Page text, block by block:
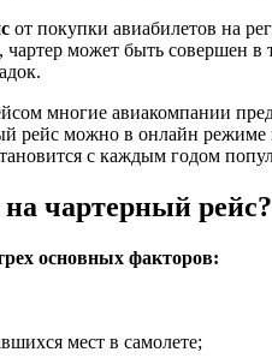
от покупки авиабилетов на
может быть совершен
многие авиакомпании
рейс можно в онлайн
с каждым годом
чартерный рейс?
основных факторов:
мест в самолете;